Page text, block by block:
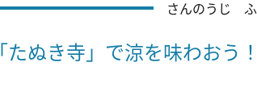
さんのうじ
「たぬき寺」で涼を味わお